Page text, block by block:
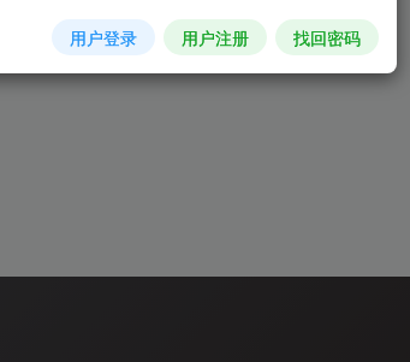
用户登录 用户注册 找回密码